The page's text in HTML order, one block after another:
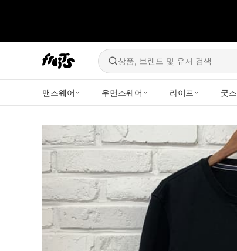
상품, 브랜드 및 유저 검색
맨즈웨어 우먼즈웨어 라이프 굿즈